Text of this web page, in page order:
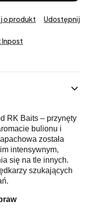
o produkt Udostępnij
Inpost
RK Baits – przynęty
bulionu i
została
intensywnym,
się na tle innych.
szukających